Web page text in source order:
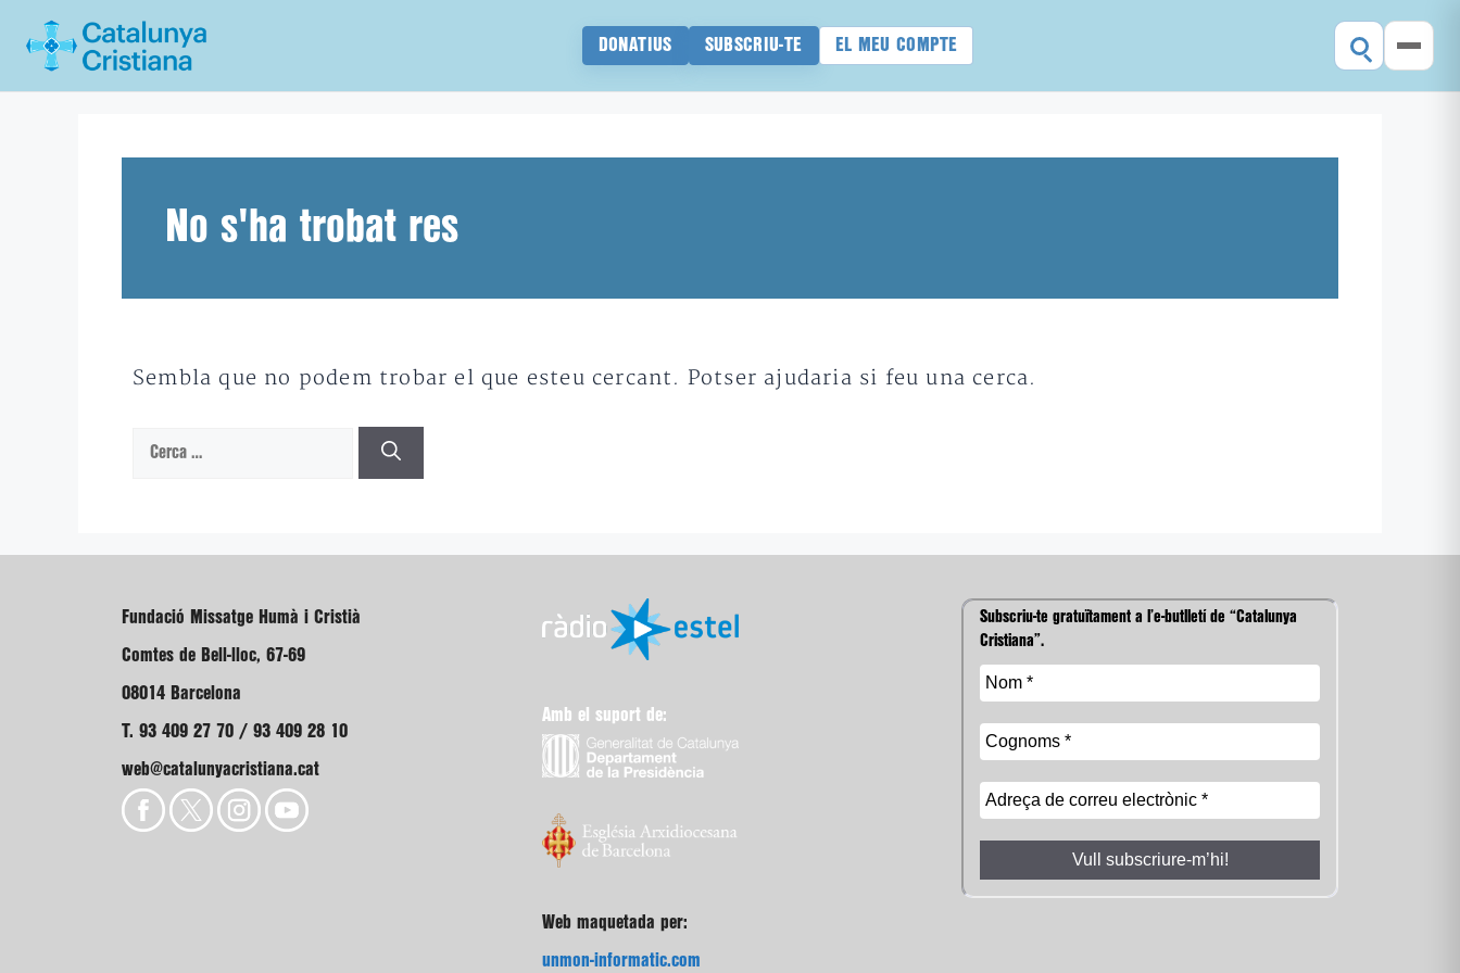
DONATIUS SUBSCRIU-TE EL MEU COMPTE
No s'ha trobat res
Sembla que no podem trobar el que esteu cercant. Potser ajudaria si feu una cerca.
Cerca:
Fundació Missatge Humà i Cristià
Comtes de Bell-lloc, 67-69
08014 Barcelona
T. 93 409 27 70 / 93 409 28 10
web@catalunyacristiana.cat
Amb el suport de:
Web maquetada per:
unmon-informatic.com
Subscriu-te gratuïtament a l’e-butlletí de “Catalunya
Cristiana”.